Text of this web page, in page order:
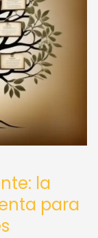
la
para